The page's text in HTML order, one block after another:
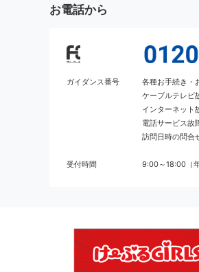
お電話から
ガイダンス番号 各種お手続き・
ケーブルテレビ
インターネット
電話サービス故
訪問日時の問合
受付時間 9:00～18:00（年